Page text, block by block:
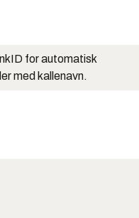
for automatisk
med kallenavn.